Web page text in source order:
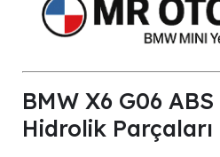
BMW X6 G06 ABS ve Fren
Hidrolik Parçaları